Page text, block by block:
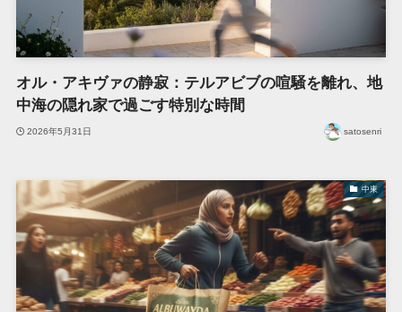
オル・アキヴァの静寂：テルアビブの喧騒を離れ、地
中海の隠れ家で過ごす特別な時間
2026年5月31日 satosenri
中東